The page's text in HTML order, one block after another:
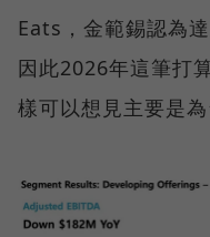
Eats，金範錫認為
因此2026年這筆打
樣可以想見主要是為